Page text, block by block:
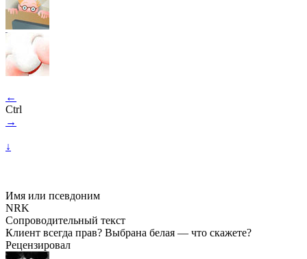
←
Ctrl
→
↓
Имя или псевдоним
NRK
Сопроводительный текст
Клиент всегда прав? Выбрана белая — что скажете?
Рецензировал